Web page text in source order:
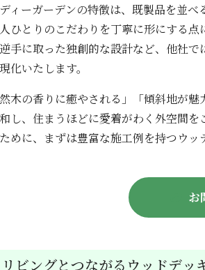
ィーガーデンの特徴は、既製品を並
ひとりのこだわりを丁寧に形にする
手に取った独創的な設計など、他社
化いたします。
然木の香りに癒やされる」「傾斜地が
し、住まうほどに愛着がわく外空間
めに、まずは豊富な施工例を持つウッ
お
リビングとつながるウッドデ